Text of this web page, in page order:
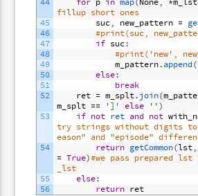
45
46
47
48
49
50
51
52
53
54
55
56
fillup short ones
suc, new_pattern =
#print(suc,
if suc:
#print('new',
m_pattern.append(
else:
break
ret = m_splt.join(
m_splt == ']' else '')
if not ret and not
try strings without digits
eason" and "episode"
return getCommon(lst,
= True)#we pass prepared
_lst
else:
return ret